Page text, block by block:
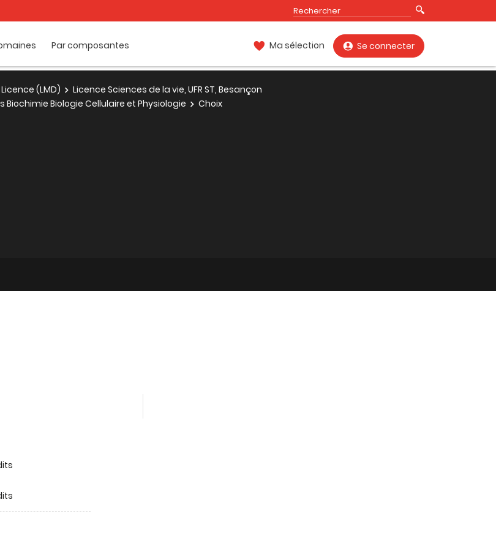
Par composantes Ma sélection Se connecter
Licence (LMD)
Licence Sciences de la vie, UFR ST, Besançon
Biochimie Biologie Cellulaire et Physiologie Choix